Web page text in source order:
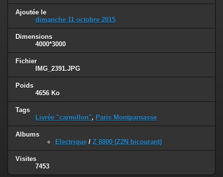
Ajoutée le
dimanche 11 octobre 2015
Dimensions
4000*3000
Fichier
IMG_2391.JPG
Poids
4656 Ko
Tags
Livrée "carmillon", Paris Montparnasse
Albums
Electrique / Z 8800 (Z2N bicourant)
Visites
7453